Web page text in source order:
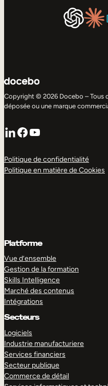
Copyright © 2026 Docebo – Tous
déposée ou une marque
LinkedIn
Facebook
YouTube
Politique de confidentialité
Politique en matière de Cookies
Platforme
Vue d’ensemble
Gestion de la formation
Skills Intelligence
Marché des contenus
Intégrations
Secteurs
Logiciels
Industrie manufacturiere
Services financiers
Secteur publique
Commerce de détail